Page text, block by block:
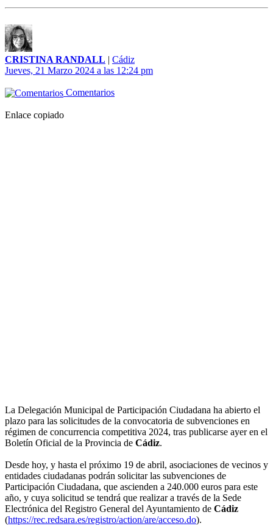
CRISTINA RANDALL | Cádiz
Jueves, 21 Marzo 2024 a las 12:24 pm
Comentarios
Enlace copiado
La Delegación Municipal de Participación Ciudadana ha abierto el
plazo para las solicitudes de la convocatoria de subvenciones en
régimen de concurrencia competitiva 2024, tras publicarse ayer en el
Boletín Oficial de la Provincia de Cádiz.
Desde hoy, y hasta el próximo 19 de abril, asociaciones de vecinos y
entidades ciudadanas podrán solicitar las subvenciones de
Participación Ciudadana, que ascienden a 240.000 euros para este
año, y cuya solicitud se tendrá que realizar a través de la Sede
Electrónica del Registro General del Ayuntamiento de Cádiz
(https://rec.redsara.es/registro/action/are/acceso.do).